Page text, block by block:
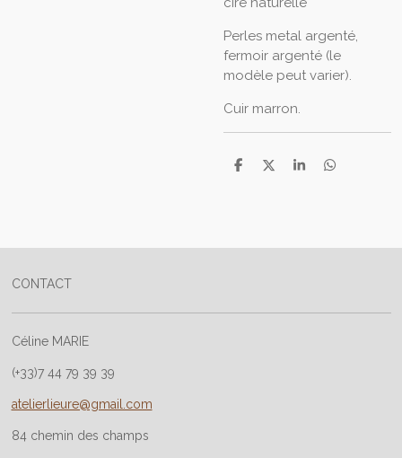
Perles metal argenté,
fermoir argenté (le
modèle peut varier).
Cuir marron.
P
e
P
e
P
e
P
e
CONTACT
Céline MARIE
(+33)7 44 79 39 39
atelierlieure@gmail.com
84 chemin des champs